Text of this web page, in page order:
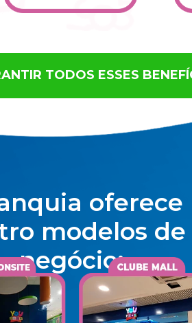
TODOS ESSES
oferece
modelos de
negócio: